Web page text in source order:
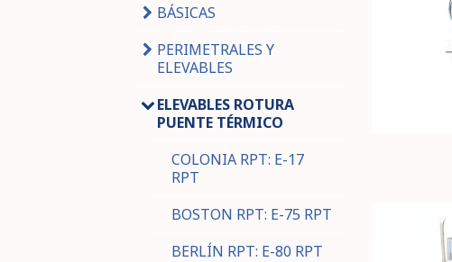
BÁSICAS
PERIMETRALES Y
ELEVABLES
ELEVABLES ROTURA
PUENTE TÉRMICO
COLONIA RPT: E-17
RPT
BOSTON RPT: E-75 RPT
BERLÍN RPT: E-80 RPT